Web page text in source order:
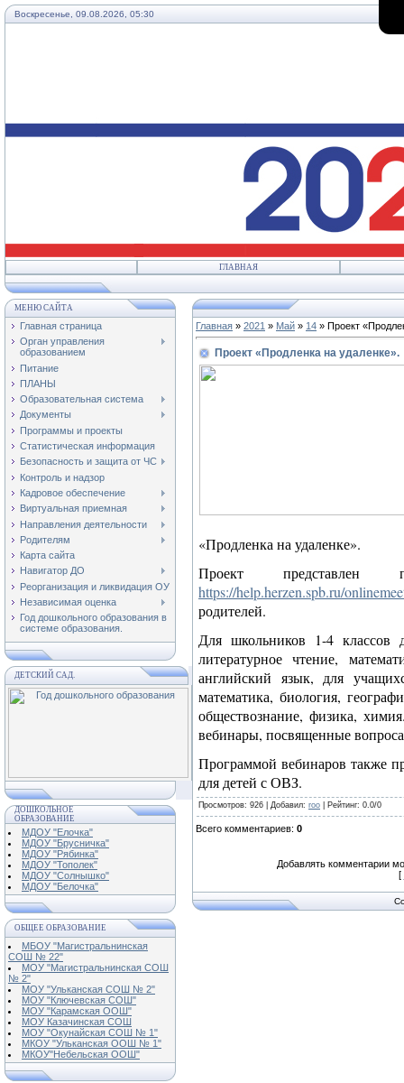
Воскресенье, 09.08.2026, 05:30
ГЛАВНАЯ
МЕНЮ САЙТА
Главная страница
Орган управления
образованием
Питание
ПЛАНЫ
Образовательная система
Документы
Программы и проекты
Статистическая информация
Безопасность и защита от ЧС
Контроль и надзор
Кадровое обеспечение
Виртуальная приемная
Направления деятельности
Родителям
Карта сайта
Навигатор ДО
Реорганизация и ликвидация ОУ
Независимая оценка
Год дошкольного образования в
системе образования.
ДЕТСКИЙ САД.
ДОШКОЛЬНОЕ
ОБРАЗОВАНИЕ
МДОУ "Елочка"
МДОУ "Брусничка"
МДОУ "Рябинка"
МДОУ "Тополек"
МДОУ "Солнышко"
МДОУ "Белочка"
ОБЩЕЕ ОБРАЗОВАНИЕ
МБОУ "Магистральнинская
СОШ № 22"
МОУ "Магистральнинская СОШ
№ 2"
МОУ "Ульканская СОШ № 2"
МОУ "Ключевская СОШ"
МОУ "Карамская ООШ"
МОУ Казачинская СОШ
МОУ "Окунайская СОШ № 1"
МКОУ "Ульканская ООШ № 1"
МКОУ"Небельская ООШ"
Главная » 2021 » Май » 14 » Проект
Проект «Продленка на удаленке».
«Продленка на удаленке».
Проект представлен
https://help.herzen.spb.ru/
родителей.
Для школьников 1-4 классов
литературное чтение,
английский язык, для
математика, биология,
обществознание, физика,
вебинары, посвященные
Программой вебинаров также
для детей с ОВЗ.
Просмотров: 926 | Добавил: roo Рейтинг: 0.0/0
Всего комментариев: 0
Добавлять комментарии
[